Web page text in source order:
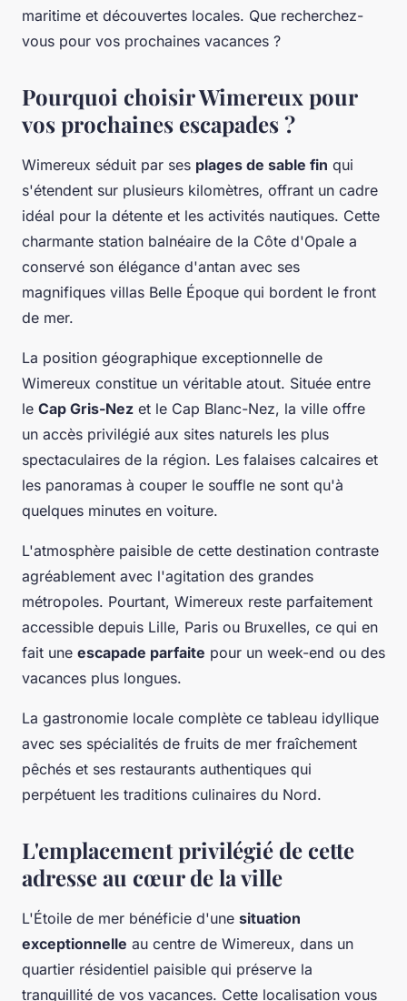
maritime et découvertes locales. Que recherchez-
vous pour vos prochaines vacances ?
Pourquoi choisir Wimereux pour
vos prochaines escapades ?
Wimereux séduit par ses plages de sable fin qui
s'étendent sur plusieurs kilomètres, offrant un cadre
idéal pour la détente et les activités nautiques. Cette
charmante station balnéaire de la Côte d'Opale a
conservé son élégance d'antan avec ses
magnifiques villas Belle Époque qui bordent le front
de mer.
La position géographique exceptionnelle de
Wimereux constitue un véritable atout. Située entre
le Cap Gris-Nez et le Cap Blanc-Nez, la ville offre
un accès privilégié aux sites naturels les plus
spectaculaires de la région. Les falaises calcaires et
les panoramas à couper le souffle ne sont qu'à
quelques minutes en voiture.
L'atmosphère paisible de cette destination contraste
agréablement avec l'agitation des grandes
métropoles. Pourtant, Wimereux reste parfaitement
accessible depuis Lille, Paris ou Bruxelles, ce qui en
fait une escapade parfaite pour un week-end ou des
vacances plus longues.
La gastronomie locale complète ce tableau idyllique
avec ses spécialités de fruits de mer fraîchement
pêchés et ses restaurants authentiques qui
perpétuent les traditions culinaires du Nord.
L'emplacement privilégié de cette
adresse au cœur de la ville
L'Étoile de mer bénéficie d'une situation
exceptionnelle au centre de Wimereux, dans un
quartier résidentiel paisible qui préserve la
tranquillité de vos vacances. Cette localisation vous